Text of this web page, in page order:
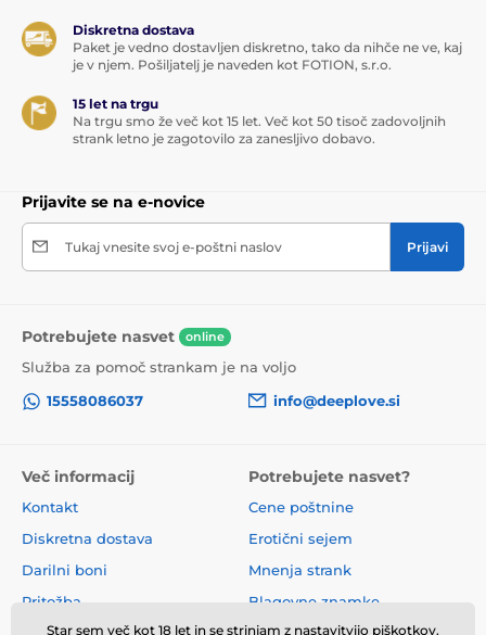
Diskretna dostava
Paket je vedno dostavljen diskretno, tako da nihče ne ve, kaj
je v njem. Pošiljatelj je naveden kot FOTION, s.r.o.
15 let na trgu
Na trgu smo že več kot 15 let. Več kot 50 tisoč zadovoljnih
strank letno je zagotovilo za zanesljivo dobavo.
Prijavite se na e-novice
Tukaj vnesite svoj e-poštni naslov Prijavi
Potrebujete nasvet online
Služba za pomoč strankam je na voljo
15558086037
info@deeplove.si
Več informacij
Kontakt
Diskretna dostava
Darilni boni
Pritožba
Potrebujete nasvet?
Cene poštnine
Erotični sejem
Mnenja strank
Blagovne znamke
Star sem več kot 18 let in se strinjam z nastavitvijo piškotkov.